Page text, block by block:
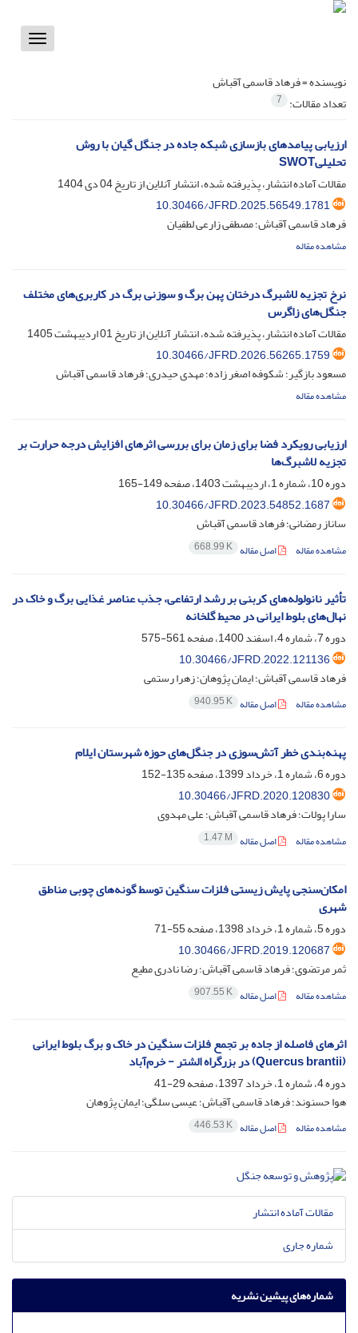
Toggle
نویسنده =فرهاد قاسمی آقباش
تعداد مقالات: 7
ارزیابی پیامدهای بازسازی شبکه جاده در جنگل گیان با روش
تحلیلیSWOT
مقالات آماده انتشار، پذیرفته شده، انتشار آنلاین از تاریخ04 دی 1404
10.30466/JFRD.2025.56549.1781
فرهاد قاسمی آقباش؛ مصطفی زارعی لطفیان
مشاهده مقاله
نرخ تجزیه لاشبرگ درختان پهن برگ و سوزنی برگ در کاربری‌های مختلف
جنگل‌های زاگرس
مقالات آماده انتشار، پذیرفته شده، انتشار آنلاین از تاریخ01 اردیبهشت 1405
10.30466/JFRD.2026.56265.1759
مسعود بازگیر؛ شکوفه اصغر زاده؛ مهدی حیدری؛ فرهاد قاسمی آقباش
مشاهده مقاله
ارزیابی رویکرد فضا برای زمان برای بررسی اثرهای افزایش درجه حرارت بر
تجزیه لاشبرگ‌ها
دوره 10، شماره 1، اردیبهشت 1403، صفحه
149-165
10.30466/JFRD.2023.54852.1687
ساناز رمضانی؛ فرهاد قاسمی آقباش
مشاهده مقاله اصل مقاله 668.99 K
تأثیر نانولوله‌های کربنی بر رشد ارتفاعی، جذب عناصر غذایی برگ و خاک در
نهال‌های بلوط ایرانی در محیط گلخانه
دوره 7، شماره 4، اسفند 1400، صفحه
561-575
10.30466/JFRD.2022.121136
فرهاد قاسمی آقباش؛ ایمان پژوهان؛ زهرا رستمی
مشاهده مقاله اصل مقاله 940.95 K
پهنه‌بندی خطر آتش‌سوزی در جنگل‌های حوزه شهرستان ایلام‌
دوره 6، شماره 1، خرداد 1399، صفحه
135-152
10.30466/JFRD.2020.120830
سارا پولات؛ فرهاد قاسمی آقباش؛ علی مهدوی
مشاهده مقاله اصل مقاله 1.47 M
امکان‌سنجی پایش زیستی فلزات سنگین توسط گونه‌های چوبی مناطق
شهری
دوره 5، شماره 1، خرداد 1398، صفحه
55-71
10.30466/JFRD.2019.120687
ثمر مرتضوی؛ فرهاد قاسمی آقباش؛ رضا نادری مطیع
مشاهده مقاله اصل مقاله 907.55 K
اثرهای فاصله از جاده بر تجمع فلزات سنگین در خاک و برگ بلوط ایرانی
(Quercus brantii) در بزرگراه الشتر - خرم‌آباد
دوره 4، شماره 1، خرداد 1397، صفحه
29-41
هوا حسنوند؛ فرهاد قاسمی آقباش؛ عیسی سلگی؛ ایمان پژوهان
مشاهده مقاله اصل مقاله 446.53 K
مقالات آماده انتشار
شماره جاری
شماره‌های پیشین نشریه